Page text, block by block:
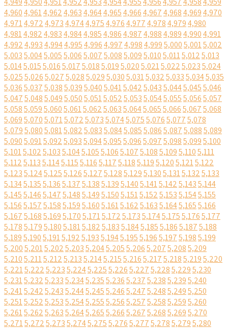
4,9604,9614,9624,9634,9644,9654,9664,9674,9684,9694,970
4,9714,9724,9734,9744,9754,9764,9774,9784,9794,980
4,9814,9824,9834,9844,9854,9864,9874,9884,9894,9904,991
4,9924,9934,9944,9954,9964,9974,9984,9995,0005,0015,002
5,0035,0045,0055,0065,0075,0085,0095,0105,0115,0125,013
5,0145,0155,0165,0175,0185,0195,0205,0215,0225,0235,024
5,0255,0265,0275,0285,0295,0305,0315,0325,0335,0345,035
5,0365,0375,0385,0395,0405,0415,0425,0435,0445,0455,046
5,0475,0485,0495,0505,0515,0525,0535,0545,0555,0565,057
5,0585,0595,0605,0615,0625,0635,0645,0655,0665,0675,068
5,0695,0705,0715,0725,0735,0745,0755,0765,0775,078
5,0795,0805,0815,0825,0835,0845,0855,0865,0875,0885,089
5,0905,0915,0925,0935,0945,0955,0965,0975,0985,0995,100
5,1015,1025,1035,1045,1055,1065,1075,1085,1095,1105,111
5,1125,1135,1145,1155,1165,1175,1185,1195,1205,1215,122
5,1235,1245,1255,1265,1275,1285,1295,1305,1315,1325,133
5,1345,1355,1365,1375,1385,1395,1405,1415,1425,1435,144
5,1455,1465,1475,1485,1495,1505,1515,1525,1535,1545,155
5,1565,1575,1585,1595,1605,1615,1625,1635,1645,1655,166
5,1675,1685,1695,1705,1715,1725,1735,1745,1755,1765,177
5,1785,1795,1805,1815,1825,1835,1845,1855,1865,1875,188
5,1895,1905,1915,1925,1935,1945,1955,1965,1975,1985,199
5,2005,2015,2025,2035,2045,2055,2065,2075,2085,209
5,2105,2115,2125,2135,2145,2155,2165,2175,2185,2195,220
5,2215,2225,2235,2245,2255,2265,2275,2285,2295,230
5,2315,2325,2335,2345,2355,2365,2375,2385,2395,240
5,2415,2425,2435,2445,2455,2465,2475,2485,2495,250
5,2515,2525,2535,2545,2555,2565,2575,2585,2595,260
5,2615,2625,2635,2645,2655,2665,2675,2685,2695,270
5,2715,2725,2735,2745,2755,2765,2775,2785,2795,280